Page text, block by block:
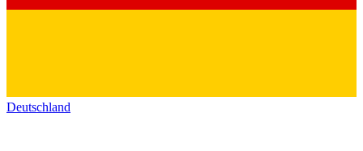
Deutschland